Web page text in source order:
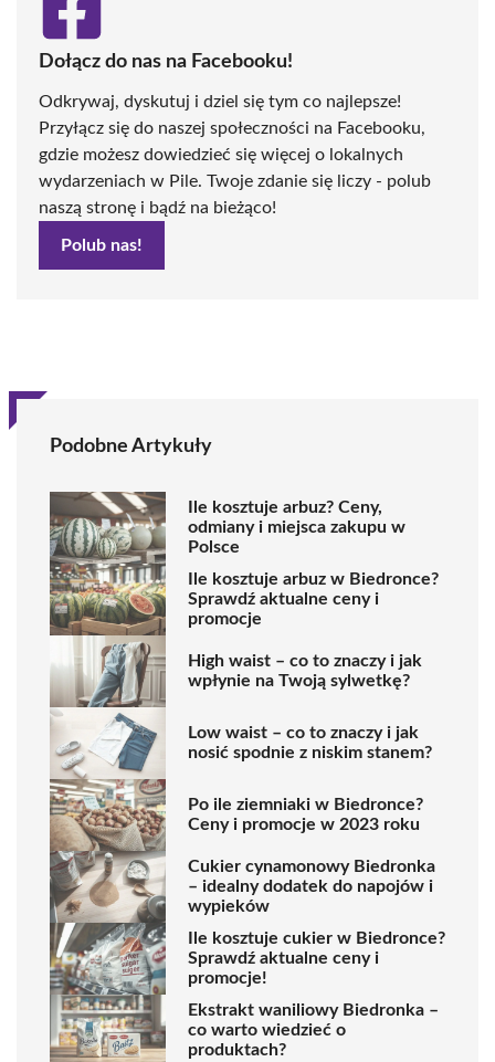
Dołącz do nas na Facebooku!
Odkrywaj, dyskutuj i dziel się tym co najlepsze!
Przyłącz się do naszej społeczności na Facebooku,
gdzie możesz dowiedzieć się więcej o lokalnych
wydarzeniach w Pile. Twoje zdanie się liczy - polub
naszą stronę i bądź na bieżąco!
Polub nas!
Podobne Artykuły
Ile kosztuje arbuz? Ceny,
odmiany i miejsca zakupu w
Polsce
Ile kosztuje arbuz w Biedronce?
Sprawdź aktualne ceny i
promocje
High waist – co to znaczy i jak
wpłynie na Twoją sylwetkę?
Low waist – co to znaczy i jak
nosić spodnie z niskim stanem?
Po ile ziemniaki w Biedronce?
Ceny i promocje w 2023 roku
Cukier cynamonowy Biedronka
– idealny dodatek do napojów i
wypieków
Ile kosztuje cukier w Biedronce?
Sprawdź aktualne ceny i
promocje!
Ekstrakt waniliowy Biedronka –
co warto wiedzieć o
produktach?